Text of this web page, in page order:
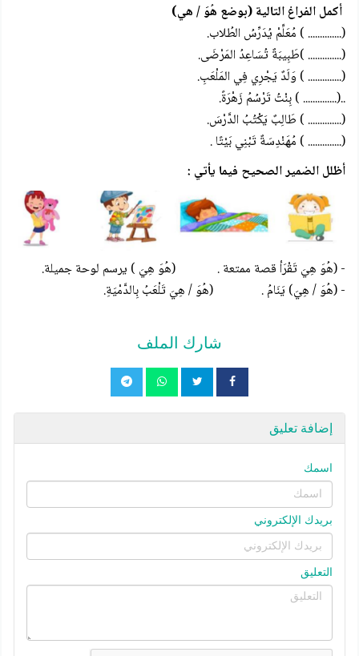
أكمل الفراغ التالية (بوضع هُوَ / هي)
(.............. ) مُعَلِّمْ يُدَرِّسُ الطُلاب.
(.............. )طَبِيبَةٌ تُسَاعِدُ المَرْضَى.
(.............. ) وَلَدٌ يَجْرِي فِي المَلْعَبِ.
..
(.............. )بِنْتُ تَرْسُمُ زَهْرَةً.
(.............. ) طَالِبٌ يَكْتُبُ الدَّرْسَ.
(.............. ) مُهَنْدِسَةٌ تَبْنِي بَيْتًا .
أظلل الضمير الصحيح فيما يأتي :
- (هُوَ هِيَ تَقْرَأ قصة ممتعة . (هُوَ هِيَ ) يرسم لوحة جميلة.
- (هُوَ / هِيَ) يَنَامُ . (هُوَ / هِيَ تَلْعَبُ بِالدَّمْيَةِ.
شارك الملف
إضافة تعليق
اسمك
بريدك الإلكتروني
التعليق